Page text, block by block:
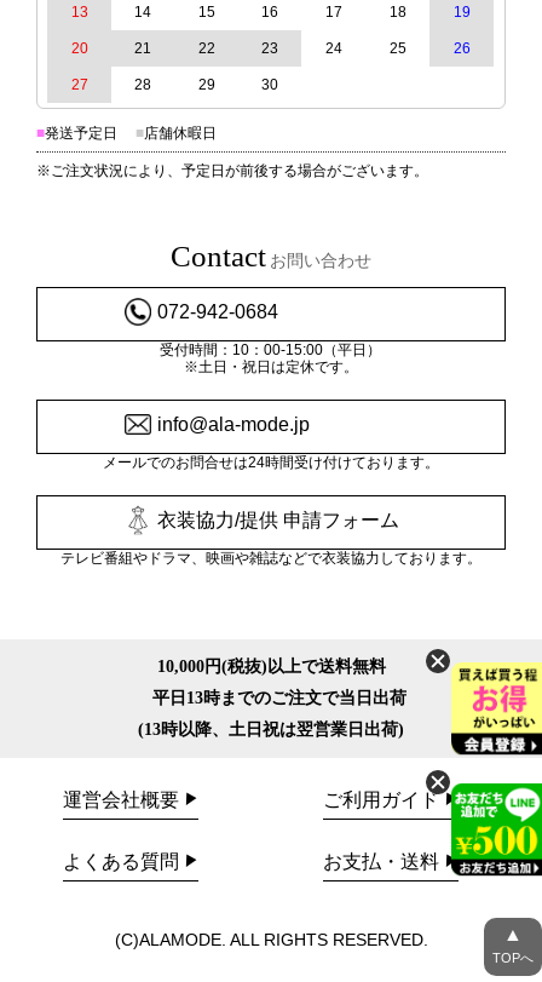
13 14 15 16 17 18 19
20 21 22 23 24 25 26
27 28 29 30
■発送予定日 ■店舗休暇日
※ご注文状況により、予定日が前後する場合がございます。
Contact お問い合わせ
072-942-0684
受付時間：10：00-15:00（平日）
※土日・祝日は定休です。
info@ala-mode.jp
メールでのお問合せは24時間受け付けております。
衣装協力/提供 申請フォーム
テレビ番組やドラマ、映画や雑誌などで衣装協力しております。
10,000円(税抜)以上で送料無料
平日13時までのご注文で当日出荷
(13時以降、土日祝は翌営業日出荷)
運営会社概要 ご利用ガイド
よくある質問 お支払・送料
(C)ALAMODE. ALL RIGHTS RESERVED. ▲
TOPへ